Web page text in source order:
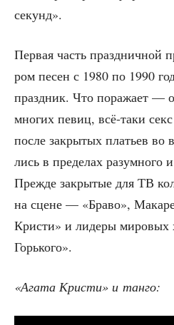
секунд».
Пер­вая часть празд­нич­ной
ром песен с 1980 по 1990
празд­ник. Что пора­жа­ет —
мно­гих певиц, всё-таки
после закры­тых пла­тьев
лись в пре­де­лах разум­но­го
Преж­де закры­тые для ТВ
на сцене — «Бра­во»,
Кри­сти» и лиде­ры миро­вых
Горького».
«Ага­та Кри­сти» и танго: